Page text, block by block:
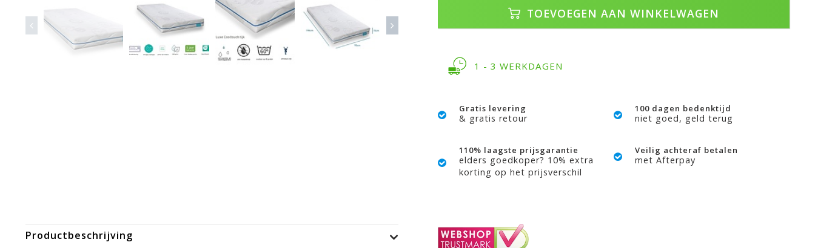
TOEVOEGEN AAN WINKELWAGEN
1 - 3 WERKDAGEN
Gratis levering
& gratis retour
100 dagen bedenktijd
niet goed, geld terug
110% laagste prijsgarantie
elders goedkoper? 10% extra
korting op het prijsverschil
Veilig achteraf betalen
met Afterpay
Productbeschrijving